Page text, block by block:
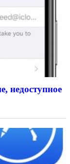
недоступное